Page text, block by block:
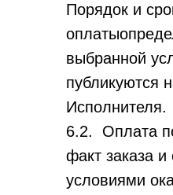
Порядок и
выбранной
публикуются
Исполнителя.
6.2. Оплата
факт заказа и
условиями